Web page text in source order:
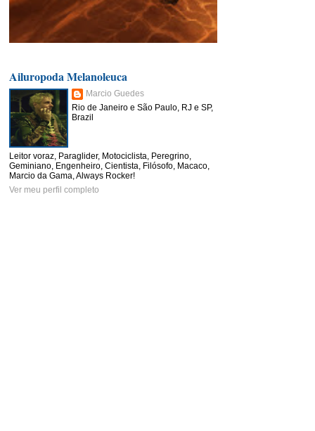
Ailuropoda Melanoleuca
Marcio Guedes
Rio de Janeiro e São Paulo, RJ e SP,
Brazil
Leitor voraz, Paraglider, Motociclista, Peregrino,
Geminiano, Engenheiro, Cientista, Filósofo, Macaco,
Marcio da Gama, Always Rocker!
Ver meu perfil completo